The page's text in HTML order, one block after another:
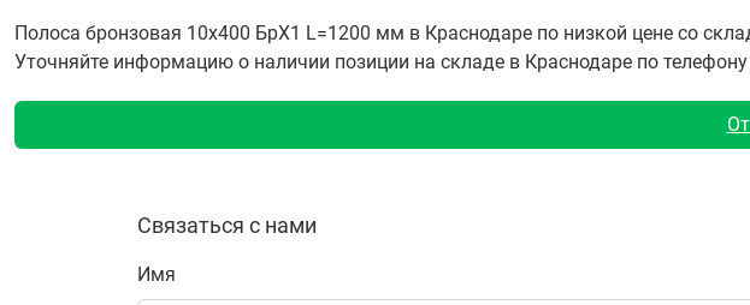
Полоса бронзовая 10х400 БрХ1 L=1200 мм в Краснодаре по низкой цене со
Уточняйте информацию о наличии позиции на складе в Краснодаре по
Связаться с нами
Имя